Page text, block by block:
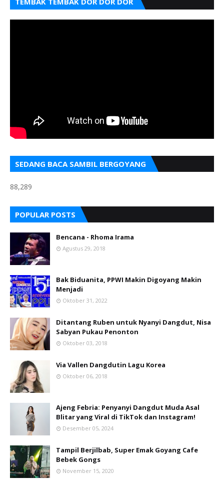
SEDANG BACA SAMBIL BERGOYANG
88,289
POPULAR POSTS
Bencana - Rhoma Irama
Agustus 29, 2018
Bak Biduanita, PPWI Makin Digoyang Makin
Menjadi
Oktober 31, 2022
Ditantang Ruben untuk Nyanyi Dangdut, Nisa
Sabyan Pukau Penonton
Oktober 03, 2018
Via Vallen Dangdutin Lagu Korea
Oktober 06, 2018
Ajeng Febria: Penyanyi Dangdut Muda Asal
Blitar yang Viral di TikTok dan Instagram!
Desember 05, 2024
Tampil Berjilbab, Super Emak Goyang Cafe
Bebek Gongs
November 15, 2020